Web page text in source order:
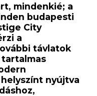
mindenkié; a
budapesti
City
a
távlatok
tartalmas
nyújtva